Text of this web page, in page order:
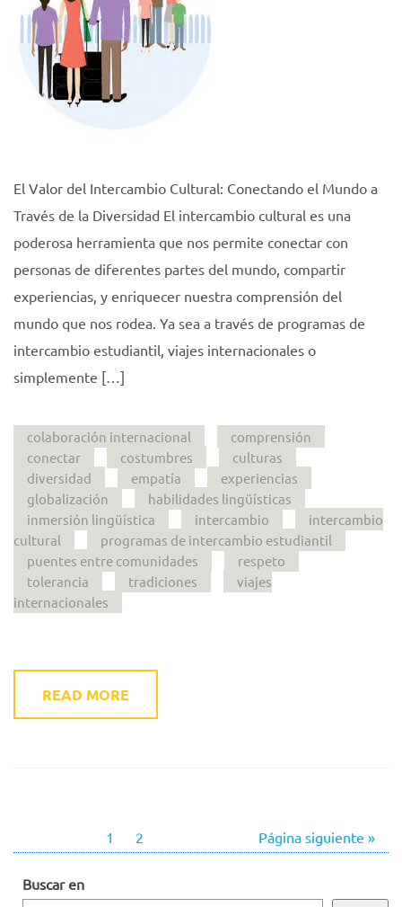
El Valor del Intercambio Cultural: Conectando el Mundo a
Través de la Diversidad El intercambio cultural es una
poderosa herramienta que nos permite conectar con
personas de diferentes partes del mundo, compartir
experiencias, y enriquecer nuestra comprensión del
mundo que nos rodea. Ya sea a través de programas de
intercambio estudiantil, viajes internacionales o
simplemente […]
colaboración internacional
comprensión
conectar
costumbres
culturas
diversidad
empatía
experiencias
globalización
habilidades lingüísticas
inmersión lingüística
intercambio
intercambio
cultural
programas de intercambio estudiantil
puentes entre comunidades
respeto
tolerancia
tradiciones
viajes
internacionales
READ MORE
1 2 Página siguiente »
Buscar en